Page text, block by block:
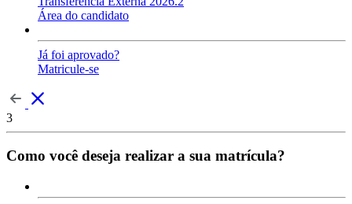
Área do candidato
Já foi aprovado?
Matricule-se
3
Como você deseja realizar a sua matrícula?